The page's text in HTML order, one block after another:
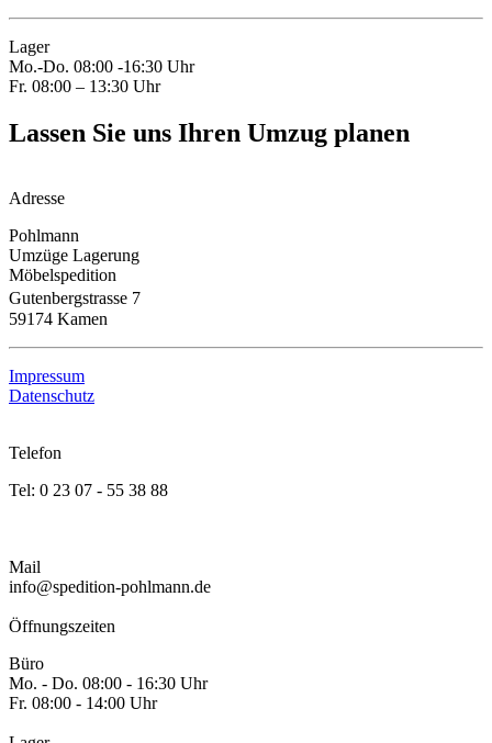
Lager
Mo.-Do. 08:00 -16:30 Uhr
Fr. 08:00 – 13:30 Uhr
Lassen Sie uns Ihren Umzug planen
Adresse
Pohlmann
Umzüge Lagerung
Möbelspedition
Gutenbergstrasse 7
59174 Kamen
Impressum
Datenschutz
Telefon
Tel: 0 23 07 - 55 38 88
Mail
info@spedition-pohlmann.de
Öffnungszeiten
Büro
Mo. - Do. 08:00 - 16:30 Uhr
Fr. 08:00 - 14:00 Uhr